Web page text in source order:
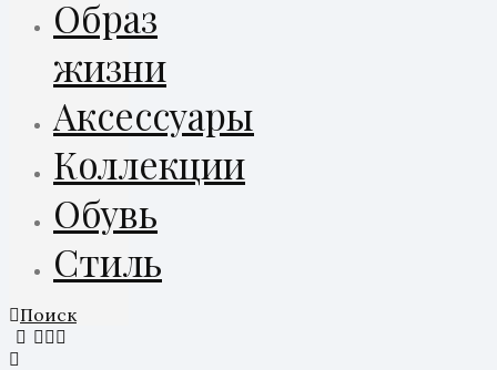
Образ
жизни
Аксессуары
Коллекции
Обувь
Стиль
Поиск